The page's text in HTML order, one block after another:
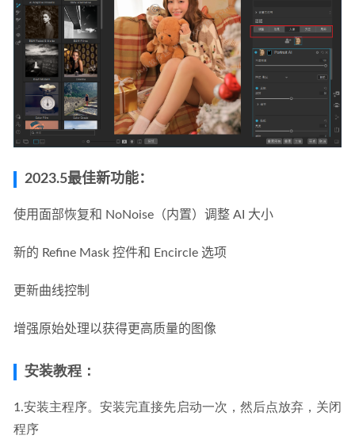
2023.5最佳新功能：
使用面部恢复和 NoNoise（内置）调整 AI 大小
新的 Refine Mask 控件和 Encircle 选项
更新曲线控制
增强原始处理以获得更高质量的图像
安装教程：
1.安装主程序。安装完直接先启动一次，然后点放弃，关闭
程序